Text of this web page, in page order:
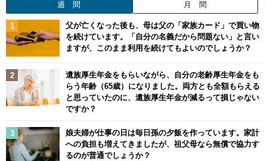
週 間 月 間
父が亡くなった後も、母は父の「家族カード」で買い物
を続けています。「自分の名義だから問題ない」と言い
ますが、このまま利用を続けてもよいのでしょうか？
遺族厚生年金をもらいながら、自分の老齢厚生年金をも
らう年齢（65歳）になりました。両方とも全額もらえる
と思っていたのに、遺族厚生年金が減るって損じゃない
ですか？
娘夫婦が仕事の日は毎日孫の夕飯を作っています。家計
への負担も増えてきましたが、祖父母なら無償で協力す
るのが普通でしょうか？